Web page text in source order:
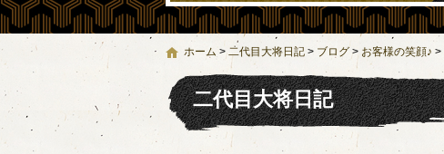
ホーム > 二代目大将日記 > ブログ > お客様の笑顔♪ >
二代目大将日記